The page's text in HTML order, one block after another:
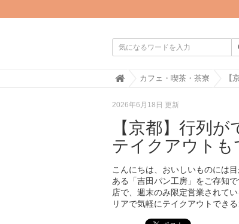
H
e
カフェ・喫茶・茶寮
2026年6月18日 更新
【京都】行列
テイクアウトも
こんにちは、おいしいものには
ある「吉田パン工房」をご存知
店で、週末のみ限定営業されて
リアで気軽にテイクアウトでき